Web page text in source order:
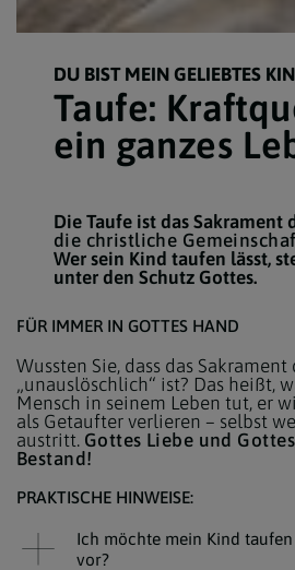
DU BIST MEIN GELIEBTES
Taufe:
ein ganzes
Die Taufe ist das Sakrament
die christliche
Wer sein Kind taufen lässt,
unter den Schutz Gottes.
FÜR IMMER IN GOTTES HAND
Wussten Sie, dass das Sakrament
„unauslöschlich“ ist? Das heißt,
Mensch in seinem Leben tut, er
als Getaufter verlieren – selbst
austritt. Gottes Liebe und
Bestand!
PRAKTISCHE HINWEISE:
Ich möchte mein Kind taufen
vor?